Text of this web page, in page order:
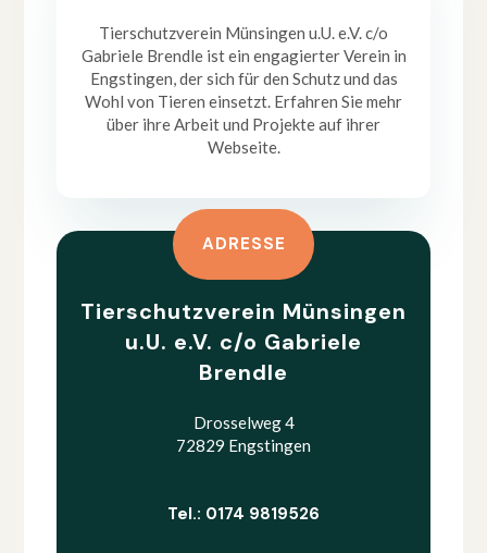
Tierschutzverein Münsingen u.U. e.V. c/o
Gabriele Brendle ist ein engagierter Verein in
Engstingen, der sich für den Schutz und das
Wohl von Tieren einsetzt. Erfahren Sie mehr
über ihre Arbeit und Projekte auf ihrer
Webseite.
ADRESSE
Tierschutzverein Münsingen
u.U. e.V. c/o Gabriele
Brendle
Drosselweg 4
72829 Engstingen
Tel.: 0174 9819526